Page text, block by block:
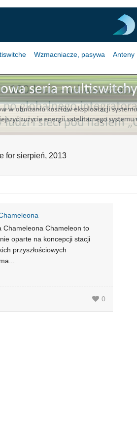
Wzmacniacze, pasywa Anteny
for sierpień, 2013
Chameleona Chameleon to
oparte na koncepcji stacji
przyszłościowych
0